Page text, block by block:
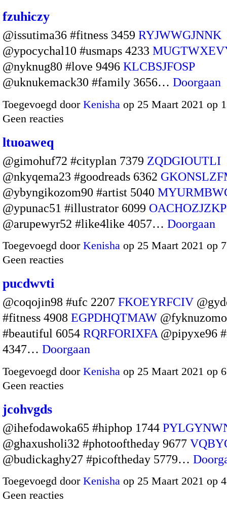
fzuhiczy
@issutima36 #fitness 3459 RYJWWGJNNK
@ypocychal10 #usmaps 4233
@nyknug80 #love 9496 KLCBSJFOSP
@uknukemack30 #family 3656… Doorgaan
Toegevoegd door Kenisha op 25 Maart 2021 op
Geen reacties
ltuoaweq
@gimohuf72 #cityplan 7379 ZQDGIOUTLI
@nkyqema23 #goodreads 6362
@ybyngikozom90 #artist 5040
@ypunac51 #illustrator 6099 OACHOZJZKP
@arupewyr52 #like4like 4057… Doorgaan
Toegevoegd door Kenisha op 25 Maart 2021 op
Geen reacties
pucdwvti
@coqojin98 #ufc 2207 FKOEYRFCIV
#fitness 4908 EGPDHQTMAW
#beautiful 6054 RQRFORIXFA @pipyxe96
4347… Doorgaan
Toegevoegd door Kenisha op 25 Maart 2021 op
Geen reacties
jcohvgds
@ihefodawoka65 #hiphop 1744
@ghaxusholi32 #photooftheday 9677
@budickaghy27 #picoftheday 5779…
Toegevoegd door Kenisha op 25 Maart 2021 op
Geen reacties